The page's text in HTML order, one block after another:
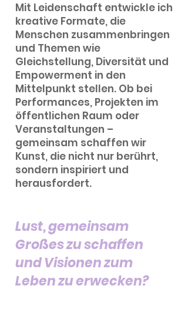
Mit Leidenschaft entwickle ich
kreative Formate, die
Menschen zusammenbringen
und Themen wie
Gleichstellung, Diversität und
Empowerment in den
Mittelpunkt stellen. Ob bei
Performances, Projekten im
öffentlichen Raum oder
Veranstaltungen –
gemeinsam schaffen wir
Kunst, die nicht nur berührt,
sondern inspiriert und
herausfordert.
Lust, gemeinsam
Großes zu schaffen
und Visionen zum
Leben zu erwecken?